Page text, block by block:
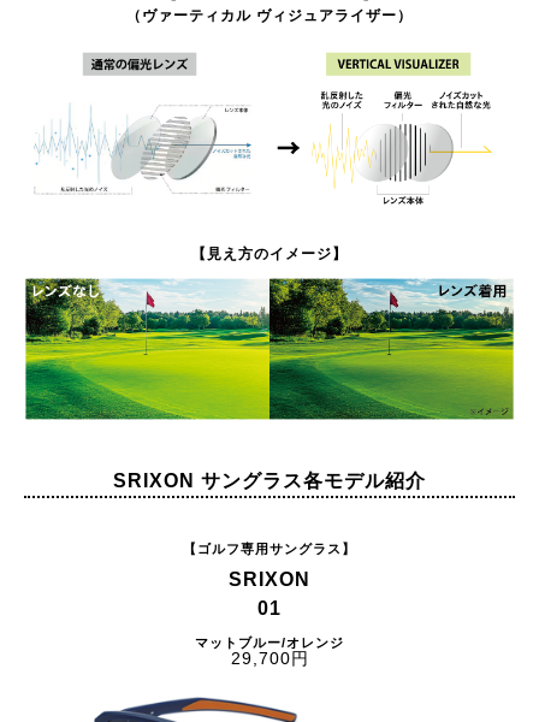
（ヴァーティカル ヴィジュアライザー）
【見え方のイメージ】
SRIXON サングラス各モデル紹介
【ゴルフ専用サングラス】
SRIXON
01
マットブルー/オレンジ
29,700円